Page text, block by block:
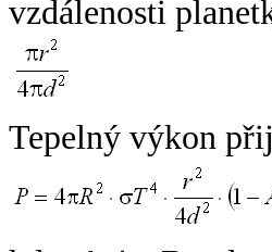
vzdálenosti
Tepelný výkon